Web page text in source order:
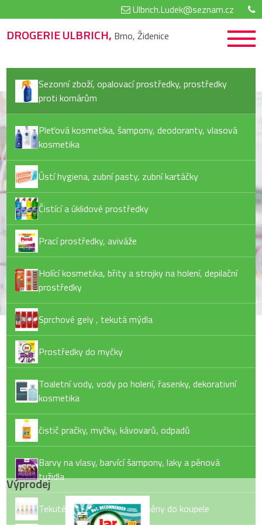
Ulbrich.Ludek@seznam.cz
DROGERIE ULBRICH, Brno, Židenice
Sezonní zboží, opalovací prostředky, prostředky
proti komárům
Pleťová kosmetika, šampony, deodoranty, vlasová
kosmetika
Ústí hygiena, zubní pasty, zubní kartáčky
Čistící a úklidové prostředky
Prací prostředky, aviváže
Holící kosmetika, břity a strojky na holení, depilační
prostředky
Sprchové gely , tekutá mýdla
Prostředky do myčky
Toaletní vody, vody po holení, řasenky, dekorativní
kosmetika
čistič pračky, myčky, kávovarů, odpadů
Barvy na vlasy, barvící šampony, laky a pěnová
tužidla
Tekuté mýdlo, tuhé mýdlo, pěny do koupele
Výprodej